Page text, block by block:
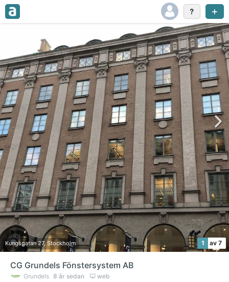
Kungsgatan 27, Stockholm 1 av 7
CG Grundels Fönstersystem AB
Grundels 8 år sedan web